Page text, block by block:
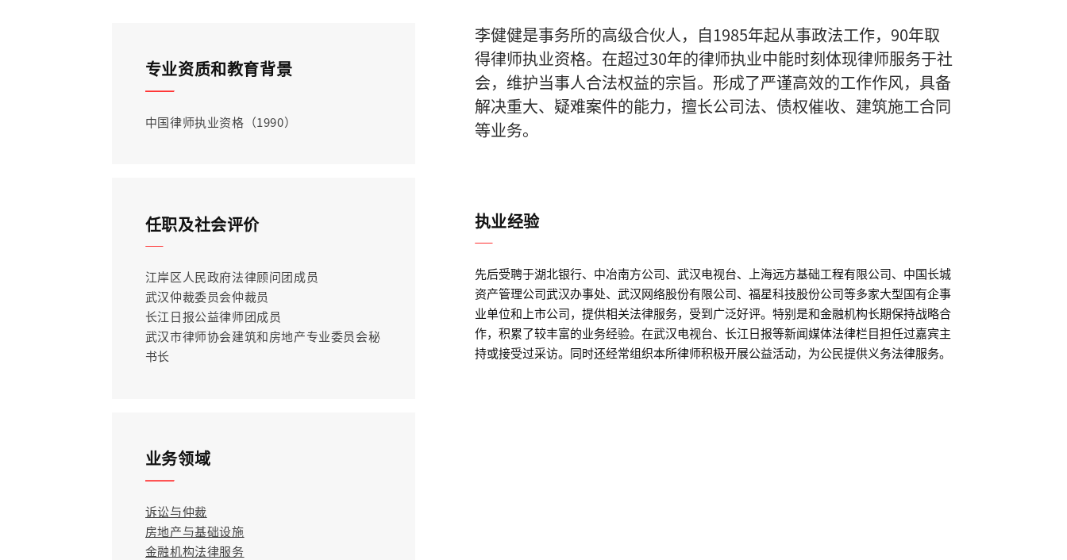
专业资质和教育背景
中国律师执业资格（1990）
任职及社会评价
江岸区人民政府法律顾问团成员
武汉仲裁委员会仲裁员
长江日报公益律师团成员
武汉市律师协会建筑和房地产专业委员会秘
书长
业务领域
诉讼与仲裁
房地产与基础设施
金融机构法律服务
李健健是事务所的高级合伙人，自1985年起从事政法工作，90年取
得律师执业资格。在超过30年的律师执业中能时刻体现律师服务于社
会，维护当事人合法权益的宗旨。形成了严谨高效的工作作风，具备
解决重大、疑难案件的能力，擅长公司法、债权催收、建筑施工合同
等业务。
执业经验
先后受聘于湖北银行、中冶南方公司、武汉电视台、上海远方基础工程有限公司、中国长城
资产管理公司武汉办事处、武汉网络股份有限公司、福星科技股份公司等多家大型国有企事
业单位和上市公司，提供相关法律服务，受到广泛好评。特别是和金融机构长期保持战略合
作，积累了较丰富的业务经验。在武汉电视台、长江日报等新闻媒体法律栏目担任过嘉宾主
持或接受过采访。同时还经常组织本所律师积极开展公益活动，为公民提供义务法律服务。